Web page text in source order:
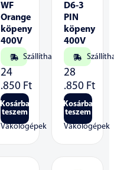
WF
Orange
köpeny
400V
Szállítható
24
.850 Ft
Kosárba
teszem
Vakológépek
D6-3
PIN
köpeny
400V
28
.850 Ft
Kosárba
teszem
Vakológépek